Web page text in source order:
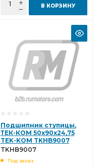
В КОРЗИНУ
Подшипник ступицы,
ТЕК-КОМ 50х90х24,75
TEK-KOM TKHB9007
TKHB9007
TKHB9007
Под заказ